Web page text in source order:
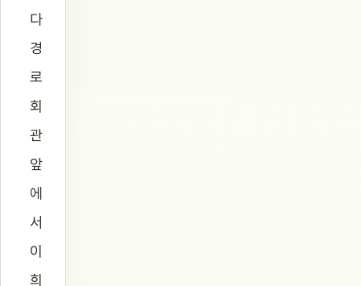
다
경
로
회
관
앞
에
서
이
희